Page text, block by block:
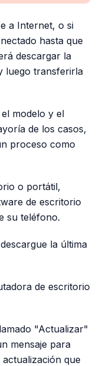
a Internet, o si
hasta que
descargar la
luego transferirla
modelo y el
de los casos,
proceso como
o portátil,
de escritorio
su teléfono.
la última
de escritorio
"Actualizar"
mensaje para
que